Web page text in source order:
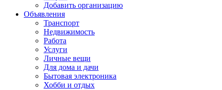
Добавить организацию
Объявления
Транспорт
Недвижимость
Работа
Услуги
Личные вещи
Для дома и дачи
Бытовая электроника
Хобби и отдых